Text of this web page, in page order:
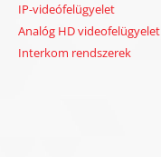
IP-videófelügyelet
Analóg HD videofelügyelet
Interkom rendszerek